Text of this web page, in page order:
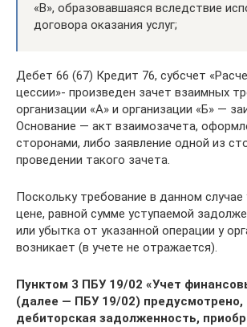
«В», образовавшаяся вследствие
договора оказания услуг;
Дебет 66 (67) Кредит 76, субсчет
цессии»- произведен зачет взаимных
организации «А» и организации «Б» —
Основание — акт взаимозачета,
сторонами, либо заявление одной из
проведении такого зачета.
Поскольку требование в данном случае
цене, равной сумме уступаемой
или убытка от указанной операции у
возникает (в учете не отражается).
Пунктом 3 ПБУ 19/02 «Учет
(далее — ПБУ 19/02) предусмотрено,
дебиторская задолженность,